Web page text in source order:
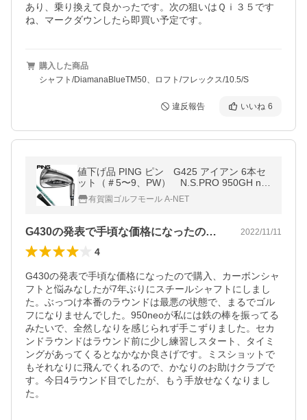
あり、乗り換えて良かったです。次の狙いはＱｉ３５です
ね、マークダウンしたら即買い予定です。
購入した商品
シャフト/DiamanaBlueTM50、ロフト/フレックス/10.5/S
違反報告 いいね 6
値下げ品 PING ピン G425 アイアン 6本セ
ット（＃5〜9、PW） N.S.PRO 950GH ne
o スチールシャフト ARCCOS非搭載グリッ
プ有賀園ゴルフモール A-NET
G430の発表で手頃な価格になったので… 2022/11/11
4
G430の発表で手頃な価格になったので購入、カーボンシャ
フトと悩みなしたが7年ぶりにスチールシャフトにしまし
た。ぶっつけ本番のラウンドは最悪の状態で、まるでゴル
フになりませんでした。950neoが私には鉄の棒を振ってる
みたいで、全然しなりを感じられず手こずりました。セカ
ンドラウンドはラウンド前に少し練習しスタート、タイミ
ングがあってくるとなかなか良さげです。ミスショットで
もそれなりに飛んでくれるので、かなりのお助けクラブで
す。今日4ラウンド目でしたが、もう手放せなくなりまし
た。